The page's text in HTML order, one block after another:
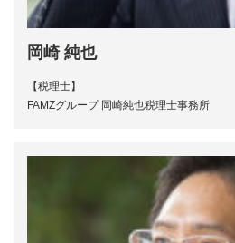
岡崎 純也
【税理士】
FAMZグループ 岡崎純也税理士事務所